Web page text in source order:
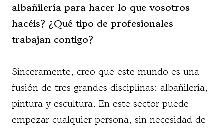
albañilería para hacer lo que vosotros
hacéis? ¿Qué tipo de profesionales
trabajan contigo?
Sinceramente, creo que este mundo es una
fusión de tres grandes disciplinas: albañilería,
pintura y escultura. En este sector puede
empezar cualquier persona, sin necesidad de